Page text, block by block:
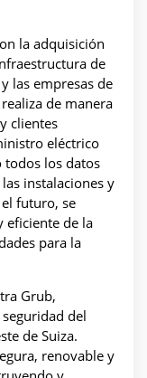
la adquisición
de
las empresas de
de manera
clientes
eléctrico
todos los datos
instalaciones y
futuro, se
eficiente de la
para la
Grub,
del
de Suiza.
renovable y